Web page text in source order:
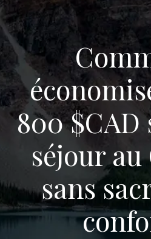
800
séjour au
sans